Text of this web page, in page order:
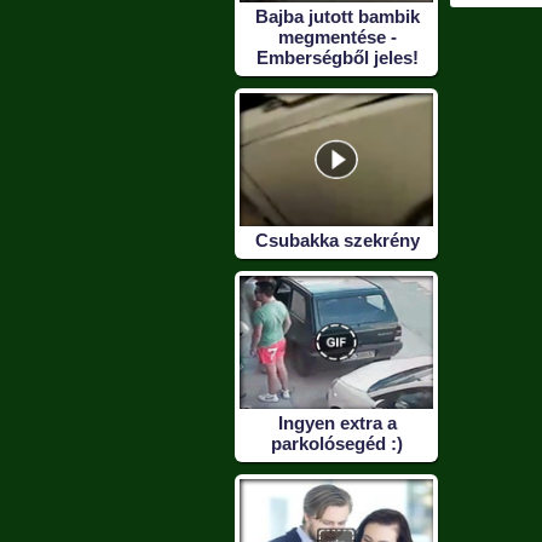
Bajba jutott bambik
megmentése -
Emberségből jeles!
Csubakka szekrény
Ingyen extra a
parkolósegéd :)